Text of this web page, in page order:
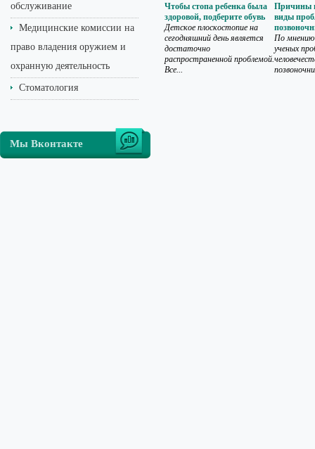
обслуживание
Медицинские комиссии на
право владения оружием и
охранную деятельность
Стоматология
Мы Вконтакте
Чтобы стопа ребенка была
здоровой, подберите обувь
Детское плоскостопие на
сегодняшний день является
достаточно
распространенной проблемой.
Все...
Причины
виды
По мнению
ученых